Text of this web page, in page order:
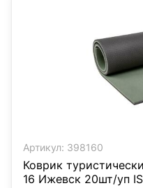
Артикул: 398160
Коврик
16 Ижевск 20шт/уп